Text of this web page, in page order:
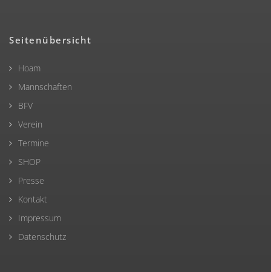
Seitenübersicht
Hoam
Mannschaften
BFV
Verein
Termine
SHOP
Presse
Kontakt
Impressum
Datenschutz